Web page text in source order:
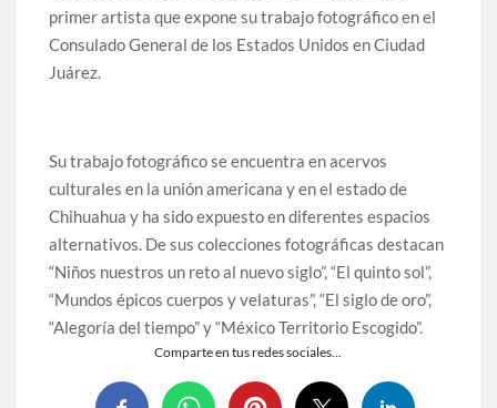
primer artista que expone su trabajo fotográfico en el
Consulado General de los Estados Unidos en Ciudad
Juárez.
Su trabajo fotográfico se encuentra en acervos
culturales en la unión americana y en el estado de
Chihuahua y ha sido expuesto en diferentes espacios
alternativos. De sus colecciones fotográficas destacan
“Niños nuestros un reto al nuevo siglo”, “El quinto sol”,
“Mundos épicos cuerpos y velaturas”, “El siglo de oro”,
“Alegoría del tiempo” y “México Territorio Escogido”.
Comparte en tus redes sociales...